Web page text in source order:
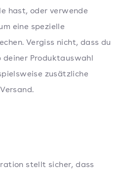
hast, oder verwende
eine spezielle
Vergiss nicht, dass du
deiner Produktauswahl
zusätzliche
stellt sicher, dass